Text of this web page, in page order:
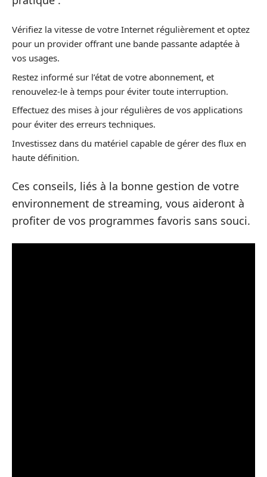
Vérifiez la vitesse de votre Internet régulièrement et optez
pour un provider offrant une bande passante adaptée à
vos usages.
Restez informé sur l’état de votre abonnement, et
renouvelez-le à temps pour éviter toute interruption.
Effectuez des mises à jour régulières de vos applications
pour éviter des erreurs techniques.
Investissez dans du matériel capable de gérer des flux en
haute définition.
Ces conseils, liés à la bonne gestion de votre
environnement de streaming, vous aideront à
profiter de vos programmes favoris sans souci.